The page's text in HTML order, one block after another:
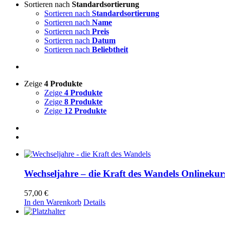
Sortieren nach Standardsortierung
Sortieren nach Standardsortierung
Sortieren nach Name
Sortieren nach Preis
Sortieren nach Datum
Sortieren nach Beliebtheit
Zeige 4 Produkte
Zeige 4 Produkte
Zeige 8 Produkte
Zeige 12 Produkte
Wechseljahre – die Kraft des Wandels
57,00 €
In den Warenkorb Details